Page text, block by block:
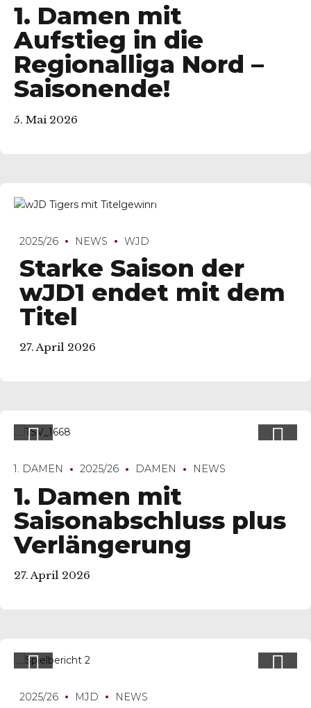
1. Damen mit
Aufstieg in die
Regionalliga Nord –
Saisonende!
5. Mai 2026
2025/26 NEWS WJD
Starke Saison der
wJD1 endet mit dem
Titel
27. April 2026
1. DAMEN 2025/26 DAMEN NEWS
1. Damen mit
Saisonabschluss plus
Verlängerung
27. April 2026
2025/26 MJD NEWS